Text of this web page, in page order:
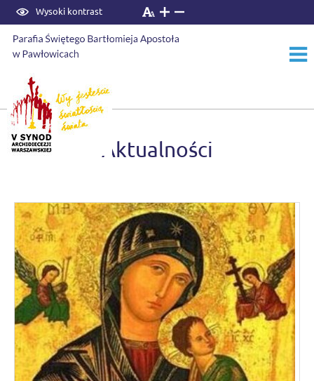
Wysoki kontrast
Start›Aktualności
Aktualności